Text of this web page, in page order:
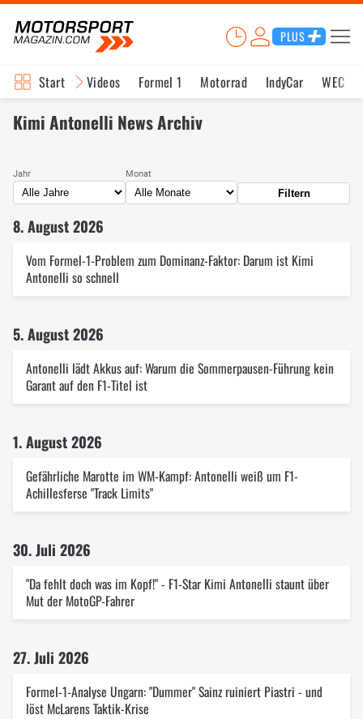
PLUS
Start Videos Formel 1 Motorrad IndyCar WEC
Kimi Antonelli News Archiv
Jahr Monat
Filtern
8. August 2026
Vom Formel-1-Problem zum Dominanz-Faktor: Darum ist Kimi
Antonelli so schnell
5. August 2026
Antonelli lädt Akkus auf: Warum die Sommerpausen-Führung kein
Garant auf den F1-Titel ist
1. August 2026
Gefährliche Marotte im WM-Kampf: Antonelli weiß um F1-
Achillesferse "Track Limits"
30. Juli 2026
"Da fehlt doch was im Kopf!" - F1-Star Kimi Antonelli staunt über
Mut der MotoGP-Fahrer
27. Juli 2026
Formel-1-Analyse Ungarn: "Dummer" Sainz ruiniert Piastri - und
löst McLarens Taktik-Krise